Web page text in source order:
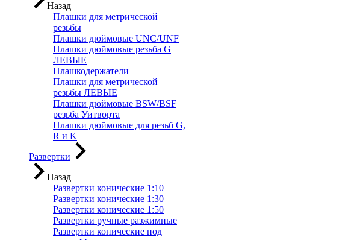
Назад
Плашки для метрической
резьбы
Плашки дюймовые UNC/UNF
Плашки дюймовые резьба G
ЛЕВЫЕ
Плашкодержатели
Плашки для метрической
резьбы ЛЕВЫЕ
Плашки дюймовые BSW/BSF
резьба Уитворта
Плашки дюймовые для резьб G,
R и K
Развертки
Назад
Развертки конические 1:10
Развертки конические 1:30
Развертки конические 1:50
Развертки ручные разжимные
Развертки конические под